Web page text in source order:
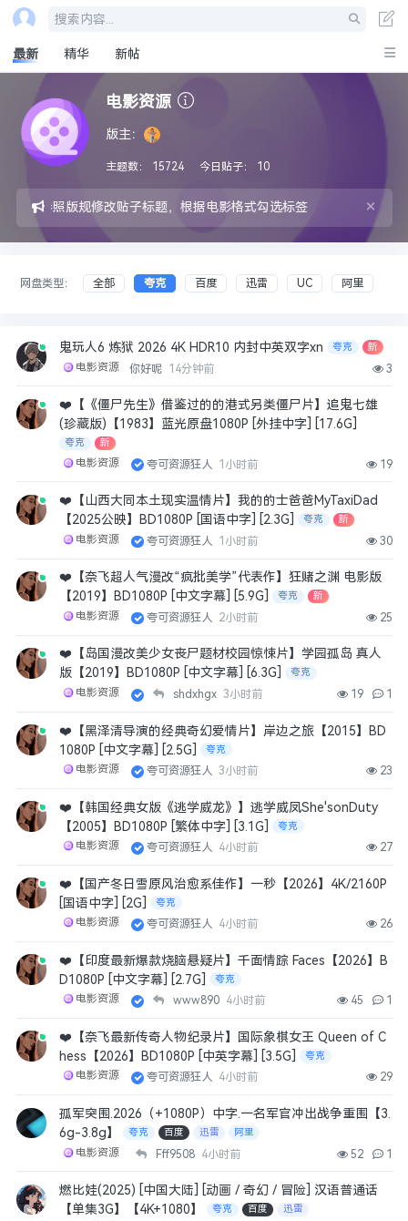
搜索内容...
最新 精华 新帖
电影资源
版主：
主题数： 15724 今日贴子： 10
后请参照版规修改贴子标题，根据电影格式勾选标签 ×
网盘类型： 全部 夸克 百度 迅雷 UC 阿里
鬼玩人6 炼狱 2026 4K HDR10 内封中英双字xn 夸克 新
电影资源 你好呢 14分钟前 3
❤️【《僵尸先生》借鉴过的的港式另类僵尸片】追鬼七雄
(珍藏版)【1983】蓝光原盘1080P [外挂中字] [17.6G]
夸克 新
电影资源 夸可资源狂人 1小时前 19
❤️【山西大同本土现实温情片】我的的士爸爸MyTaxiDad
【2025公映】BD1080P [国语中字] [2.3G]
夸克 新
电影资源 夸可资源狂人 1小时前 30
❤️【奈飞超人气漫改“疯批美学”代表作】狂赌之渊 电影版
【2019】BD1080P [中文字幕] [5.9G]
夸克 新
电影资源 夸可资源狂人 2小时前 25
❤️【岛国漫改美少女丧尸题材校园惊悚片】学园孤岛 真人
版【2019】BD1080P [中文字幕] [6.3G]
夸克
电影资源 shdxhgx 3小时前 19 1
❤️【黑泽清导演的经典奇幻爱情片】岸边之旅【2015】BD
1080P [中文字幕] [2.5G]
夸克
电影资源 夸可资源狂人 3小时前 23
❤️【韩国经典女版《逃学威龙》】逃学威凤She'sonDuty
【2005】BD1080P [繁体中字] [3.1G]
夸克
电影资源 夸可资源狂人 4小时前 27
❤️【国产冬日雪原风治愈系佳作】一秒【2026】4K/2160P
[国语中字] [2G]
夸克
电影资源 夸可资源狂人 4小时前 26
❤️【印度最新爆款烧脑悬疑片】千面情踪 Faces【2026】B
D1080P [中文字幕] [2.7G]
夸克
电影资源 www890 4小时前 45 1
❤️【奈飞最新传奇人物纪录片】国际象棋女王 Queen of C
hess【2026】BD1080P [中英字幕] [3.5G]
夸克
电影资源 夸可资源狂人 4小时前 29
孤军突围.2026（+1080P）中字.一名军官冲出战争重围【3.
6g-3.8g】
夸克 百度 迅雷 阿里
电影资源 Fff9508 4小时前 52 1
燃比娃(2025) [中国大陆] [动画 / 奇幻 / 冒险] 汉语普通话
【单集3G】【4K+1080】
夸克 百度 迅雷